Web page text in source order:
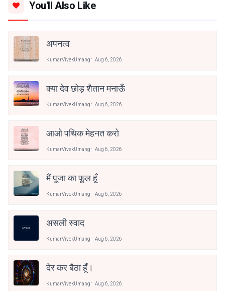
You'll Also Like
अपनत्व
KumarVivekUmang Aug 6, 2026
क्या देव छोड़ शैतान मनाऊँ
KumarVivekUmang Aug 6, 2026
आओ पथिक मेहनत करो
KumarVivekUmang Aug 6, 2026
मैं पूजा का फूल हूँ
KumarVivekUmang Aug 6, 2026
असली स्वाद
KumarVivekUmang Aug 6, 2026
देर कर बैठा हूँ।
KumarVivekUmang Aug 6, 2026